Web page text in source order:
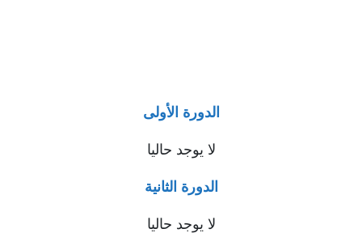
الدورة الأولى
لا يوجد حاليا
الدورة الثانية
لا يوجد حاليا